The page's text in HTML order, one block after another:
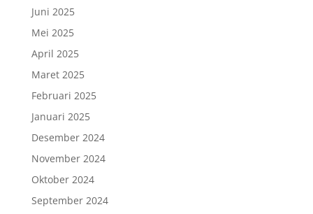
Juni 2025
Mei 2025
April 2025
Maret 2025
Februari 2025
Januari 2025
Desember 2024
November 2024
Oktober 2024
September 2024